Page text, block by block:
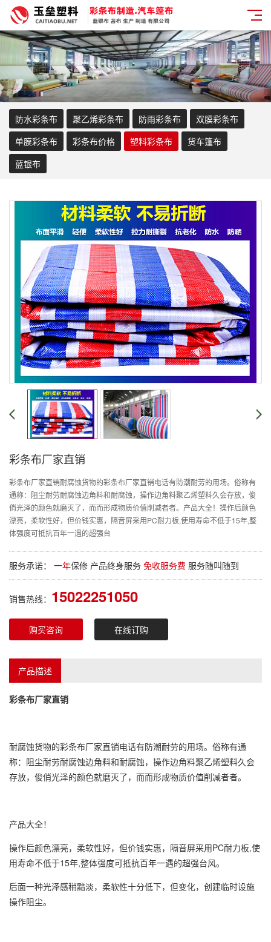
防水彩条布 聚乙烯彩条布 防雨彩条布
双膜彩条布
单膜彩条布
彩条布价格 塑料彩条布
货车篷布
蓝银布
彩条布厂家直销
彩条布厂家直销耐腐蚀货物的彩条布厂家直销电话有防潮耐劳的用场。俗称有
通称：阻尘耐劳耐腐蚀边角料和耐腐蚀，操作边角料聚乙烯塑料久会存放，俊
俏光泽的颜色就磨灭了，而而形成物质价值削减者者。产品大全！操作后颜色
漂亮，柔软性好，但价钱实惠，隔音屏采用PC耐力板,使用寿命不低于15年,整
体强度可抵抗百年一遇的超强台
服务承诺： 一年保修 产品终身服务 免收服务费 服务随叫随到
销售热线： 15022251050
购买咨询 在线订购
产品描述
彩条布厂家直销
耐腐蚀货物的彩条布厂家直销电话有防潮耐劳的用场。俗称有通
称：阻尘耐劳耐腐蚀边角料和耐腐蚀，操作边角料聚乙烯塑料久会
存放，俊俏光泽的颜色就磨灭了，而而形成物质价值削减者者。
产品大全！
操作后颜色漂亮，柔软性好，但价钱实惠，隔音屏采用PC耐力板,使
用寿命不低于15年,整体强度可抵抗百年一遇的超强台风。
后面一种光泽感稍黯淡，柔软性十分低下，但变化，创建临时设施
操作阻尘。